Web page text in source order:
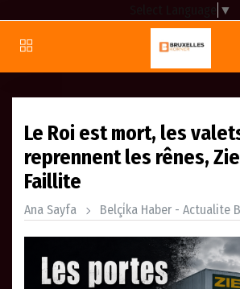
▼
Le Roi est mort, les
reprennent les rênes,
Faillite
Ana Sayfa Belçi̇ka Haber - Actualite